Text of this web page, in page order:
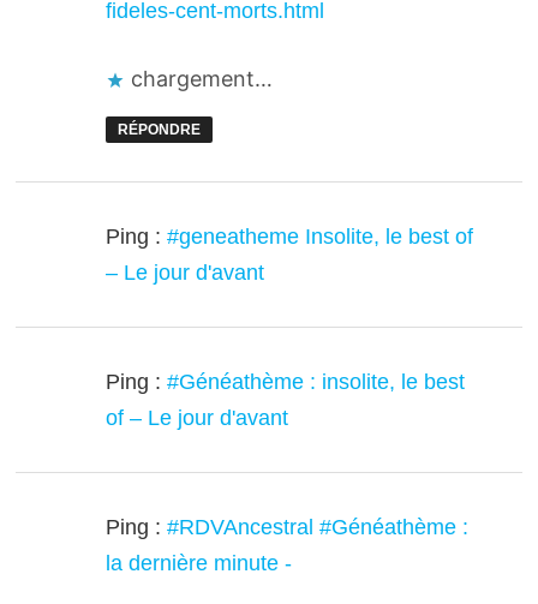
fideles-cent-morts.html
chargement…
RÉPONDRE
Ping : #geneatheme Insolite, le best of
– Le jour d'avant
Ping : #Généathème : insolite, le best
of – Le jour d'avant
Ping : #RDVAncestral #Généathème :
la dernière minute -